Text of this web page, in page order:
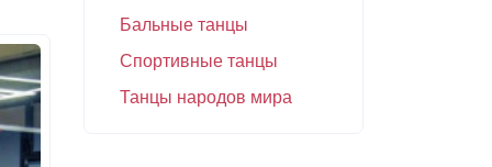
Бальные танцы
Спортивные танцы
Танцы народов мира